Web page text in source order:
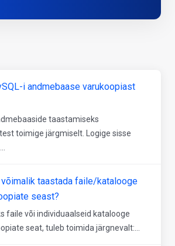
i andmebaase varukoopiast
taastamiseks
toimige järgmiselt. Logige sisse
võimalik taastada faile/katalooge
seast?
faile või individuaalseid katalooge
seat, tuleb toimida järgnevalt:...